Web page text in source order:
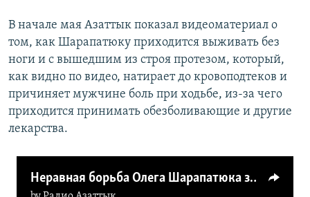
В начале мая Азаттык показал видеоматериал о
том, как Шарапатюку приходится выживать без
ноги и с вышедшим из строя протезом, который,
как видно по видео, натирает до кровоподтеков и
причиняет мужчине боль при ходьбе, из-за чего
приходится принимать обезболивающие и другие
лекарства.
Неравная борьба Олега Шарапатюка за протез